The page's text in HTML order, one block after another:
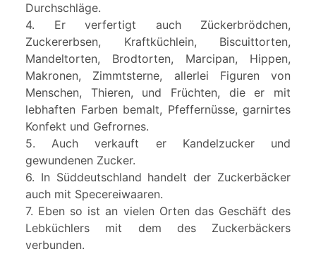
Durchschläge.
4. Er verfertigt auch Zückerbrödchen,
Zuckererbsen, Kraftküchlein, Biscuittorten,
Mandeltorten, Brodtorten, Marcipan, Hippen,
Makronen, Zimmtsterne, allerlei Figuren von
Menschen, Thieren, und Früchten, die er mit
lebhaften Farben bemalt, Pfeffernüsse, garnirtes
Konfekt und Gefrornes.
5. Auch verkauft er Kandelzucker und
gewundenen Zucker.
6. In Süddeutschland handelt der Zuckerbäcker
auch mit Specereiwaaren.
7. Eben so ist an vielen Orten das Geschäft des
Lebküchlers mit dem des Zuckerbäckers
verbunden.